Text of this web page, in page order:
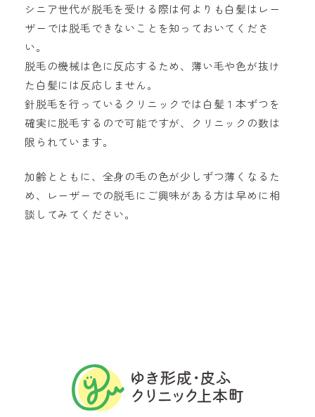
シニア世代が脱毛を受ける際は何よりも白髪はレー
ザーでは脱毛できないことを知っておいてくださ
い。
脱毛の機械は色に反応するため、薄い毛や色が抜け
た白髪には反応しません。
針脱毛を行っているクリニックでは白髪１本ずつを
確実に脱毛するので可能ですが、クリニックの数は
限られています。
加齢とともに、全身の毛の色が少しずつ薄くなるた
め、レーザーでの脱毛にご興味がある方は早めに相
談してみてください。